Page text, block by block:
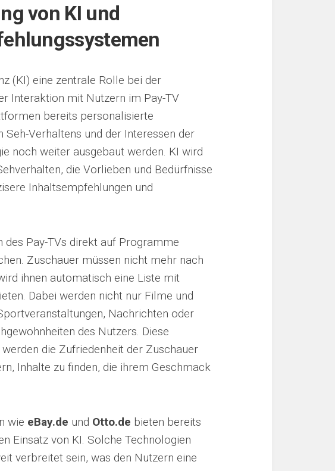
von KI und
(KI) eine zentrale Rolle bei der
Interaktion mit Nutzern im Pay-TV
bereits personalisierte
Verhaltens und der Interessen der
noch weiter ausgebaut werden. KI wird
die Vorlieben und Bedürfnisse
Inhaltsempfehlungen und
Pay-TVs direkt auf Programme
Zuschauer müssen nicht mehr nach
ihnen automatisch eine Liste mit
Dabei werden nicht nur Filme und
Nachrichten oder
des Nutzers. Diese
die Zufriedenheit der Zuschauer
Inhalte zu finden, die ihrem Geschmack
wie eBay.de und Otto.de bieten bereits
Einsatz von KI. Solche Technologien
verbreitet sein, was den Nutzern eine